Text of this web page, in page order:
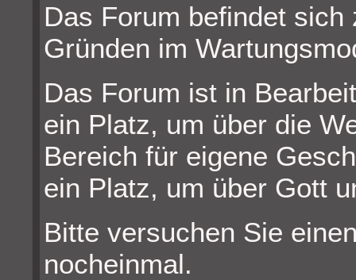
Das Forum befindet
Gründen im
Das Forum ist in
ein Platz, um über die
Bereich für eigene
ein Platz, um über Gott
Bitte versuchen Sie
nocheinmal.